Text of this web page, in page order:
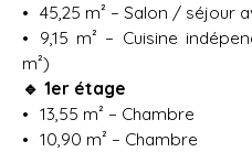
45,25 m² – Salon / séjour
9,15 m² – Cuisine
m²)
🔹 1er étage
13,55 m² – Chambre
10,90 m² – Chambre